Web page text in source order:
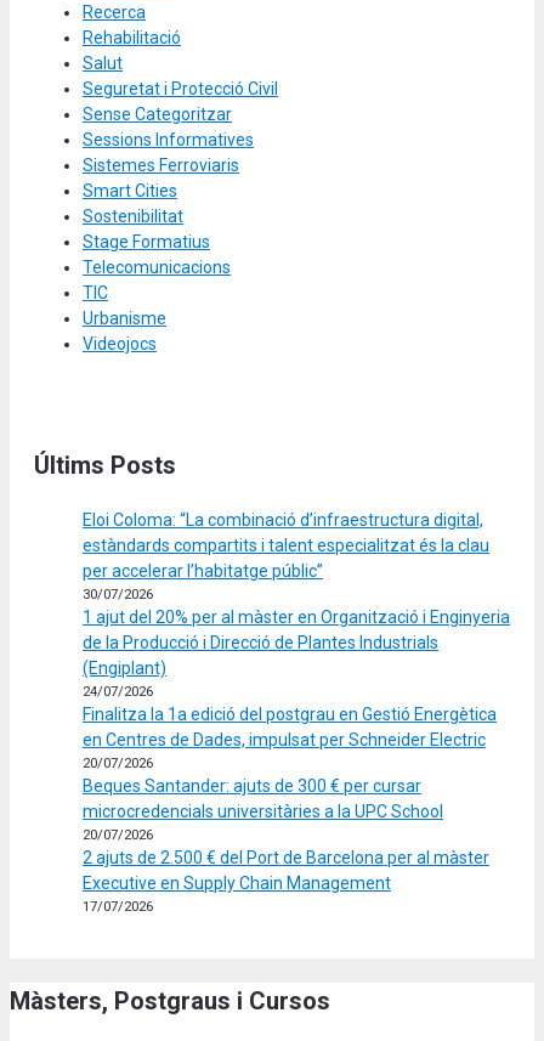
Recerca
Rehabilitació
Salut
Seguretat i Protecció Civil
Sense Categoritzar
Sessions Informatives
Sistemes Ferroviaris
Smart Cities
Sostenibilitat
Stage Formatius
Telecomunicacions
TIC
Urbanisme
Videojocs
Últims Posts
Eloi Coloma: “La combinació d’infraestructura digital,
estàndards compartits i talent especialitzat és la clau
per accelerar l’habitatge públic”
30/07/2026
1 ajut del 20% per al màster en Organització i Enginyeria
de la Producció i Direcció de Plantes Industrials
(Engiplant)
24/07/2026
Finalitza la 1a edició del postgrau en Gestió Energètica
en Centres de Dades, impulsat per Schneider Electric
20/07/2026
Beques Santander: ajuts de 300 € per cursar
microcredencials universitàries a la UPC School
20/07/2026
2 ajuts de 2.500 € del Port de Barcelona per al màster
Executive en Supply Chain Management
17/07/2026
Màsters, Postgraus i Cursos